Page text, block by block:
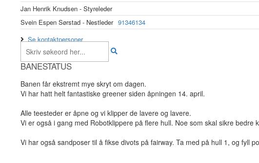
Jan Henrik Knudsen - Styreleder
Svein Espen Sørstad - Nestleder 91346134
Se kontaktpersoner
BANESTATUS
Banen får ekstremt mye skryt om dagen.
Vi har hatt helt fantastiske greener siden åpningen 14. april.
Alle teesteder er åpne og vi klipper de lavere og lavere.
Vi er også i gang med Robotklippere på flere hull. Noe som skal sikre bedre
Vi har også sandposer til å fikse divots på fairway. Ta med på hull 1, og fyll